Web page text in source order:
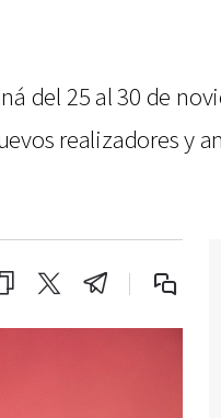
del 25 al 30 de
realizadores y